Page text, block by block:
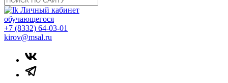
Личный кабинет
обучающегося
+7 (8332) 64-03-01
kirov@msal.ru